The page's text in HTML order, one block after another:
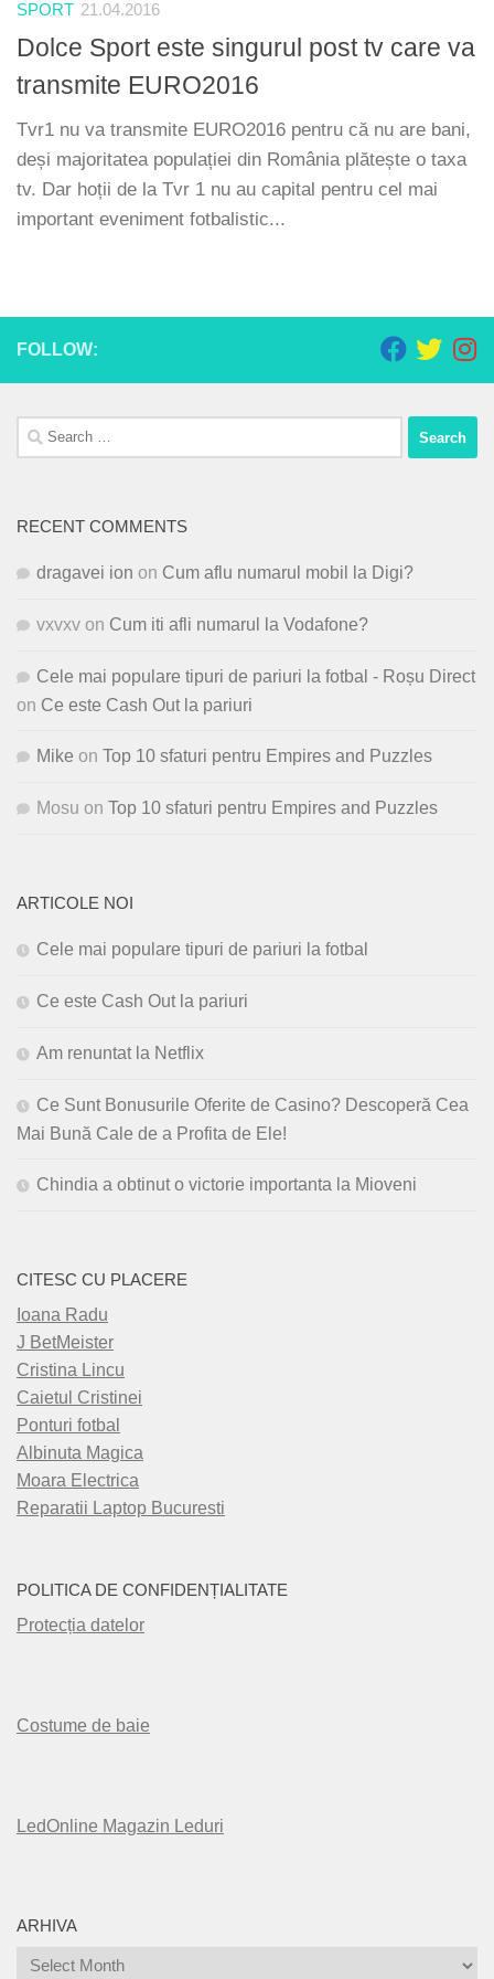
SPORT 21.04.2016
Dolce Sport este singurul post tv care va
transmite EURO2016
Tvr1 nu va transmite EURO2016 pentru că nu are bani,
deși majoritatea populației din România plătește o taxa
tv. Dar hoții de la Tvr 1 nu au capital pentru cel mai
important eveniment fotbalistic...
FOLLOW:
Search
for:
RECENT COMMENTS
dragavei ion on Cum aflu numarul mobil la Digi?
vxvxv on Cum iti afli numarul la Vodafone?
Cele mai populare tipuri de pariuri la fotbal - Roșu Direct
on Ce este Cash Out la pariuri
Mike on Top 10 sfaturi pentru Empires and Puzzles
Mosu on Top 10 sfaturi pentru Empires and Puzzles
ARTICOLE NOI
Cele mai populare tipuri de pariuri la fotbal
Ce este Cash Out la pariuri
Am renuntat la Netflix
Ce Sunt Bonusurile Oferite de Casino? Descoperă Cea
Mai Bună Cale de a Profita de Ele!
Chindia a obtinut o victorie importanta la Mioveni
CITESC CU PLACERE
Ioana Radu
J BetMeister
Cristina Lincu
Caietul Cristinei
Ponturi fotbal
Albinuta Magica
Moara Electrica
Reparatii Laptop Bucuresti
POLITICA DE CONFIDENȚIALITATE
Protecția datelor
Costume de baie
LedOnline Magazin Leduri
ARHIVA
Arhiva